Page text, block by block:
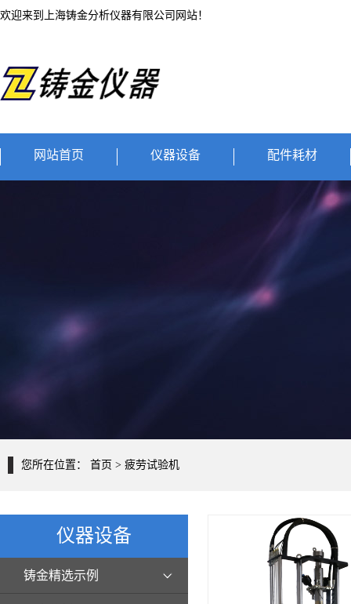
欢迎来到上海铸金分析仪器有限公司网站！
网站首页 仪器设备 配件耗材
您所在位置： 首页 > 疲劳试验机
仪器设备
铸金精选示例